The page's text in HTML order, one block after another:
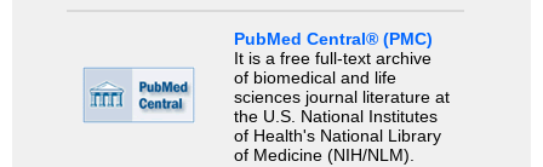
PubMed Central® (PMC)
It is a free full-text archive
of biomedical and life
sciences journal literature at
the U.S. National Institutes
of Health's National Library
of Medicine (NIH/NLM).